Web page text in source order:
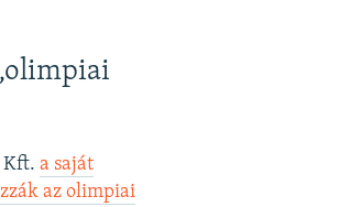
Kft.a saját
az olimpiai